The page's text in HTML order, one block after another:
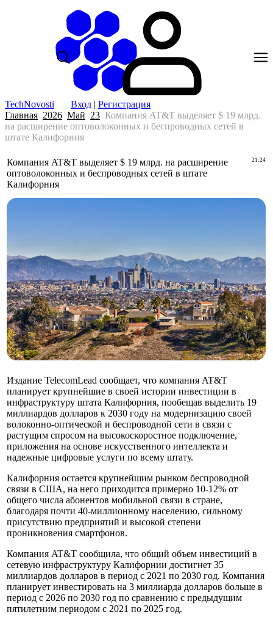
TechNovosti Вход | Регистрация
Главная 2026 Май 23 Компания AT&T выделяет $ 19 млрд.
на расширение оптоволоконных и беспроводных сетей в
штате Калифорния
21:24
Компания AT&T выделяет $ 19 млрд. на расширение
оптоволоконных и беспроводных сетей в штате
Калифорния
Издание TelecomLead сообщает, что компания AT&T
планирует крупнейшие в своей истории инвестиции в
инфраструктуру штата Калифорния, пообещав выделить 19
миллиардов долларов к 2030 году на модернизацию своей
волоконно-оптической и беспроводной сети в связи с
растущим спросом на высокоскоростное подключение,
приложения на основе искусственного интеллекта и
надежные цифровые услуги по всему штату.
Калифорния остается крупнейшим рынком беспроводной
связи в США, на него приходится примерно 10-12% от
общего числа абонентов мобильной связи в стране,
благодаря почти 40-миллионному населению, сильному
присутствию предприятий и высокой степени
проникновения смартфонов.
Компания AT&T сообщила, что общий объем инвестиций в
сетевую инфраструктуру Калифорнии достигнет 35
миллиардов долларов в период с 2021 по 2030 год. Компания
планирует инвестировать на 3 миллиарда долларов больше в
период с 2026 по 2030 год по сравнению с предыдущим
пятилетним периодом с 2021 по 2025 год.